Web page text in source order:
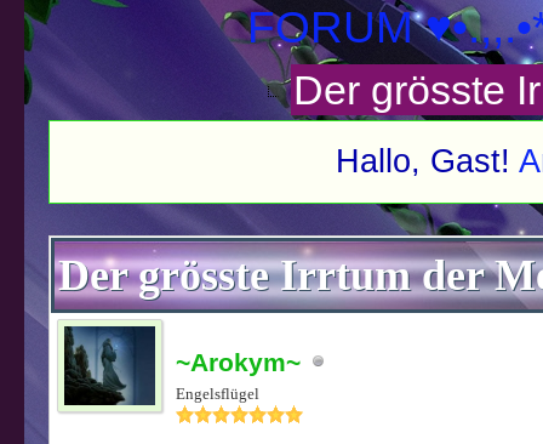
FORUM
Der grösste
Hallo, Gast!
Der grösste Irrtum der
~Arokym~
Engelsflügel